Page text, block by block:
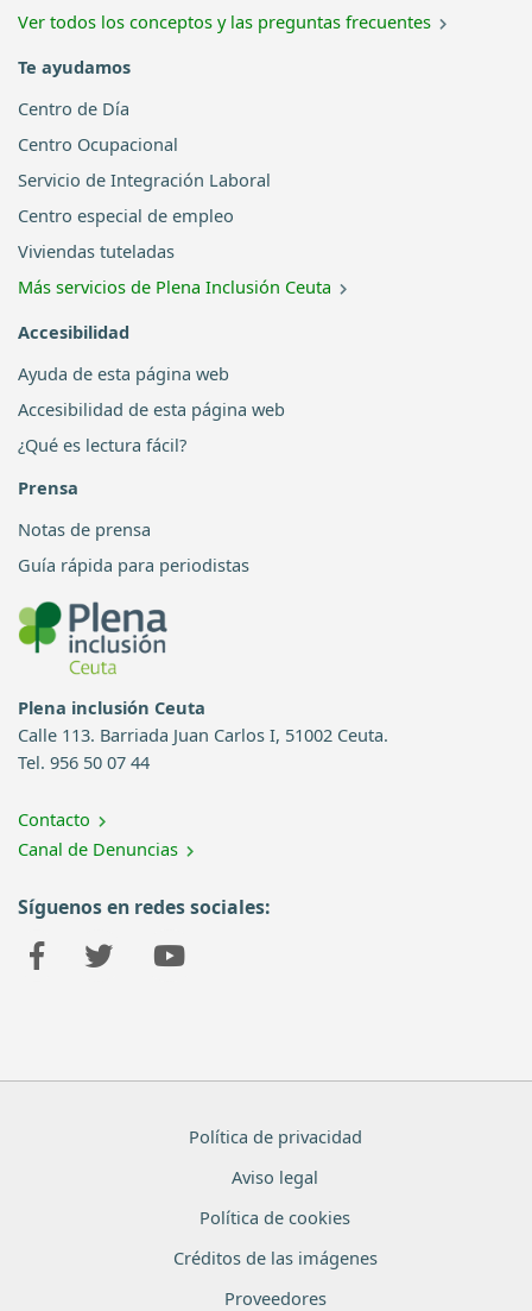
Ver todos los conceptos y las preguntas frecuentes
Te ayudamos
Centro de Día
Centro Ocupacional
Servicio de Integración Laboral
Centro especial de empleo
Viviendas tuteladas
Más servicios de Plena Inclusión Ceuta
Accesibilidad
Ayuda de esta página web
Accesibilidad de esta página web
¿Qué es lectura fácil?
Prensa
Notas de prensa
Guía rápida para periodistas
Plena inclusión Ceuta
Calle 113. Barriada Juan Carlos I, 51002 Ceuta.
Tel. 956 50 07 44
Contacto
Canal de Denuncias
Síguenos en redes sociales:
Política de privacidad
Aviso legal
Política de cookies
Créditos de las imágenes
Proveedores